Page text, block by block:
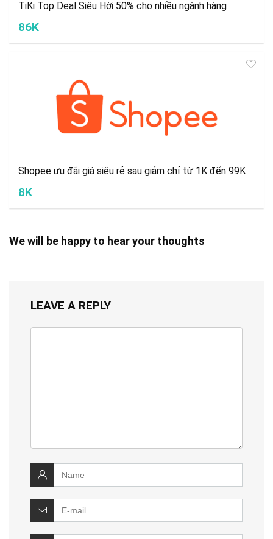
TiKi Top Deal Siêu Hời 50% cho nhiều ngành hàng
86K
Shopee ưu đãi giá siêu rẻ sau giảm chỉ từ 1K đến 99K
8K
We will be happy to hear your thoughts
LEAVE A REPLY